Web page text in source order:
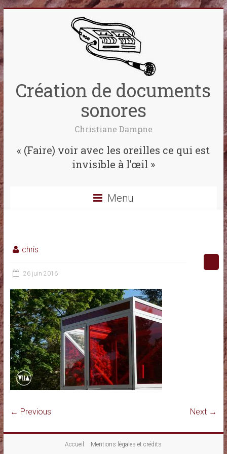
Création de documents
sonores
Christiane Dampne
« (Faire) voir avec les oreilles ce qui est
invisible à l’œil »
Menu
chris
26 juin 2016
← Previous Next →
Accueil Mentions légales et crédits